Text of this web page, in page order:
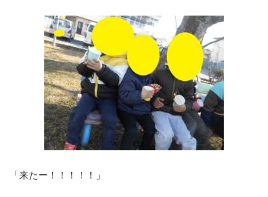
「来たー！！！！！」